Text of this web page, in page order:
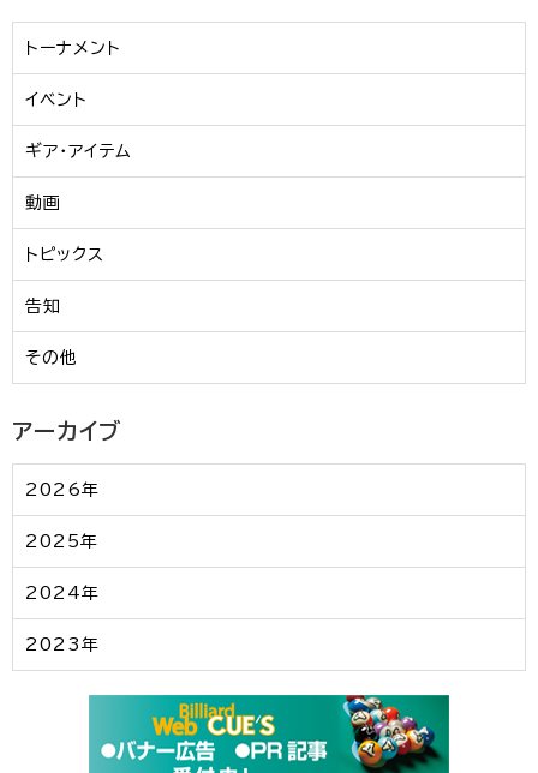
トーナメント
イベント
ギア・アイテム
動画
トピックス
告知
その他
アーカイブ
2026年
2025年
2024年
2023年